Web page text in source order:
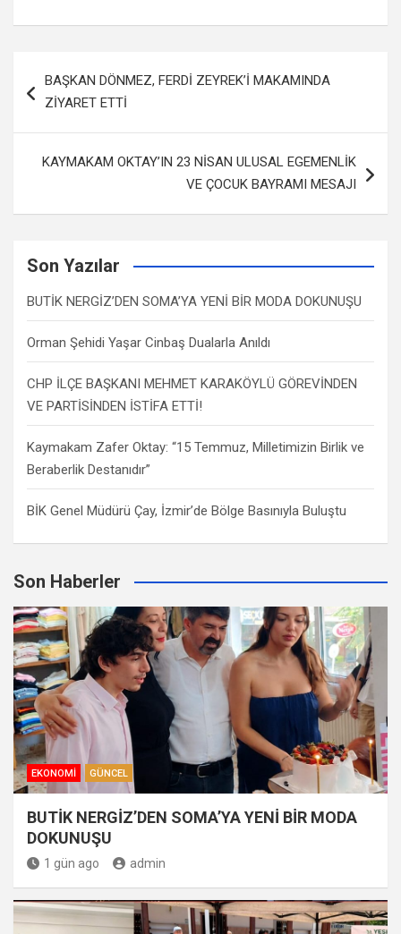
dolaşımı
BAŞKAN DÖNMEZ, FERDİ ZEYREK’İ MAKAMINDA
ZİYARET ETTİ
KAYMAKAM OKTAY’IN 23 NİSAN ULUSAL EGEMENLİK
VE ÇOCUK BAYRAMI MESAJI
Son Yazılar
BUTİK NERGİZ’DEN SOMA’YA YENİ BİR MODA DOKUNUŞU
Orman Şehidi Yaşar Cinbaş Dualarla Anıldı
CHP İLÇE BAŞKANI MEHMET KARAKÖYLÜ GÖREVİNDEN
VE PARTİSİNDEN İSTİFA ETTİ!
Kaymakam Zafer Oktay: “15 Temmuz, Milletimizin Birlik ve
Beraberlik Destanıdır”
BİK Genel Müdürü Çay, İzmir’de Bölge Basınıyla Buluştu
Son Haberler
EKONOMI GÜNCEL
BUTİK NERGİZ’DEN SOMA’YA YENİ BİR MODA
DOKUNUŞU
1 gün ago admin